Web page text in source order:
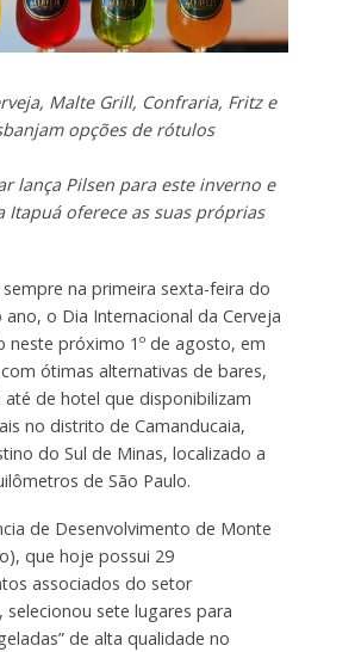
Malte Grill, Confraria, Fritz e
opções de rótulos
lança Pilsen para este inverno e
Itapuá oferece as suas próprias
na primeira sexta-feira do
o Dia Internacional da Cerveja
neste próximo 1º de agosto, em
ótimas alternativas de bares,
até de hotel que disponibilizam
no distrito de Camanducaia,
do Sul de Minas, localizado a
de São Paulo.
de Desenvolvimento de Monte
que hoje possui 29
associados do setor
sete lugares para
de alta qualidade no